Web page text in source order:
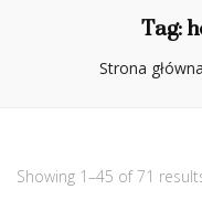
Tag:
Strona główna
Showing 1–45 of 71